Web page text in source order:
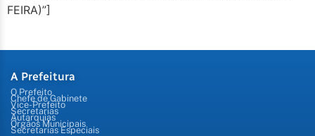
FEIRA)”]
A Prefeitura
O Prefeito
Chefe de Gabinete
Vice-Prefeito
Secretarias
Autarquias
Órgãos Municipais
Secretarias Especiais